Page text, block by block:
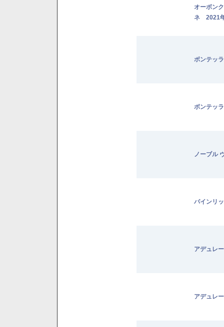
オーボン
ネ 2021
ボンテッ
ボンテッ
ノーブル
パインリ
アデュレ
アデュレ